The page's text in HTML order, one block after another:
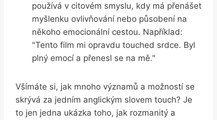
používá v citovém smyslu, kdy má přenášet
myšlenku ovlivňování nebo působení na
někoho emocionální cestou. Například:
"Tento film mi opravdu touched srdce. Byl
plný emocí a přenesl se na mě."
Všímáte si, jak mnoho významů a možností se
skrývá za jedním anglickým slovem touch? Je
to jen jedna ukázka toho, jak rozmanitý a